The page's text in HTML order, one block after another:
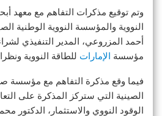
وتم توقيع مذكرات التفاهم مع معهد
النووية والمؤسسة النووية الوطنية
أحمد المزروعي، المدير التنفيذي
مؤسسة
الإمارات للطاقة النووية
فيما وقع مذكرة التفاهم مع مؤسسة
الصينية التي ستركز المذكرة على
الوقود النووي والاستثمار، الدكتور